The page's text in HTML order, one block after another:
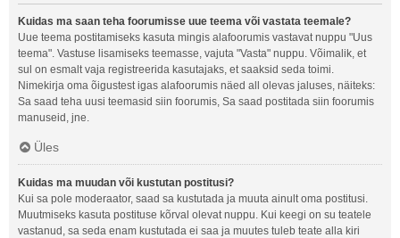
Kuidas ma saan teha foorumisse uue teema või vastata teemale?
Uue teema postitamiseks kasuta mingis alafoorumis vastavat nuppu "Uus
teema". Vastuse lisamiseks teemasse, vajuta "Vasta" nuppu. Võimalik, et
sul on esmalt vaja registreerida kasutajaks, et saaksid seda toimi.
Nimekirja oma õigustest igas alafoorumis näed all olevas jaluses, näiteks:
Sa saad teha uusi teemasid siin foorumis, Sa saad postitada siin foorumis
manuseid, jne.
Üles
Kuidas ma muudan või kustutan postitusi?
Kui sa pole moderaator, saad sa kustutada ja muuta ainult oma postitusi.
Muutmiseks kasuta postituse kõrval olevat nuppu. Kui keegi on su teatele
vastanud, sa seda enam kustutada ei saa ja muutes tuleb teate alla kiri